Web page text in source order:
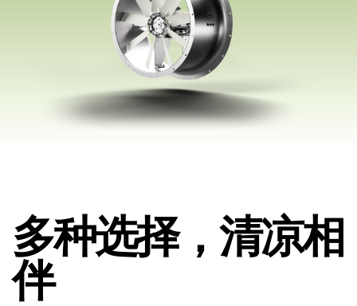
多种选择，清凉相
伴